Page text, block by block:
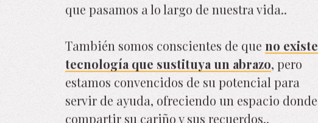
que pasamos a lo largo de nuestra vida..
También somos conscientes de que no existe
tecnología que sustituya un abrazo, pero
estamos convencidos de su potencial para
servir de ayuda, ofreciendo un espacio donde
compartir su cariño y sus recuerdos..